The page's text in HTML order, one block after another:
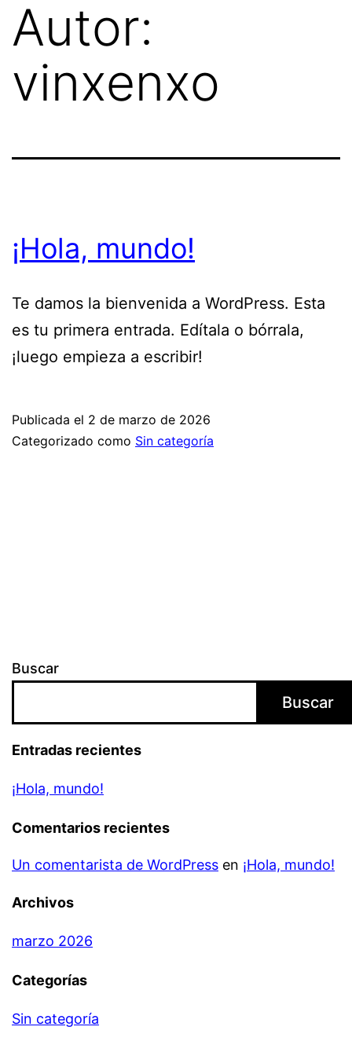
Saltar
contenido
Autor:
vinxenxo
¡Hola, mundo!
Te damos la bienvenida a WordPress. Esta
es tu primera entrada. Edítala o bórrala,
¡luego empieza a escribir!
Publicada el 2 de marzo de 2026
Categorizado como Sin categoría
Buscar
Buscar
Entradas recientes
¡Hola, mundo!
Comentarios recientes
Un comentarista de WordPress en ¡Hola, mundo!
Archivos
marzo 2026
Categorías
Sin categoría